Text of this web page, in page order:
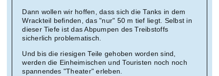
Dann wollen wir hoffen, dass sich die Tanks in dem
Wrackteil befinden, das "nur" 50 m tief liegt. Selbst in
dieser Tiefe ist das Abpumpen des Treibstoffs
sicherlich problematisch.
Und bis die riesigen Teile gehoben worden sind,
werden die Einheimischen und Touristen noch noch
spannendes "Theater" erleben.